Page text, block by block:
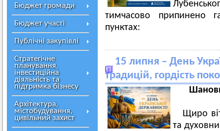
Бюджет громади
Бюджет участі
Публічні закупівлі
Стратегічне
планування,
інвестиційна
діяльність та
підтримка бізнесу
Архітектура,
містобудування,
цивільний захист
тимчасово припинено
пунктах:
15 липня – День
традицій, гордість
Щиро
та